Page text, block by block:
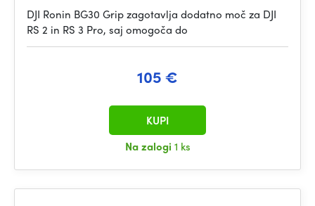
DJI Ronin BG30 Grip zagotavlja dodatno moč za DJI
RS 2 in RS 3 Pro, saj omogoča do
105 €
Na zalogi 1 ks
KUPI